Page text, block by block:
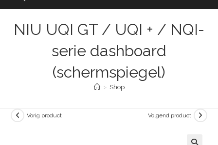
NIU UQI GT / UQI + / NQI-
serie dashboard
(schermspiegel)
> Shop
Vorig product Volgend product